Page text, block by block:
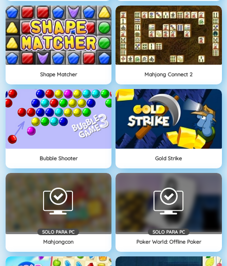
Shape Matcher Mahjong Connect 2
Bubble Shooter Gold Strike
SOLO PARA PC
Mahjongcon
SOLO PARA PC
Poker World: Offline Poker